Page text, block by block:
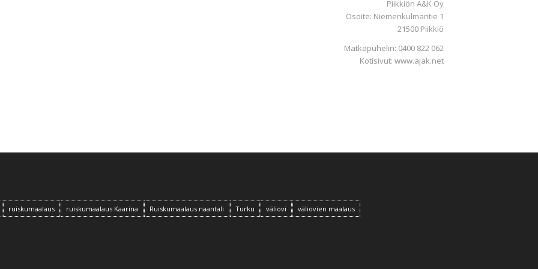
Piikkiön A&K Oy
Osoite: Niemenkulmantie 1
21500 Piikkiö
Matkapuhelin: 0400 822 062
Kotisivut: www.ajak.net
ruiskumaalaus ruiskumaalaus Kaarina Ruiskumaalaus naantali Turku väliovi väliovien maalaus